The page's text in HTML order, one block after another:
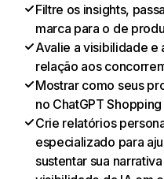
Filtre os insights,
marca para o de
Avalie a visibilidade e
relação aos
Mostrar como seus
no ChatGPT Shopping
Crie relatórios
especializado para
sustentar sua